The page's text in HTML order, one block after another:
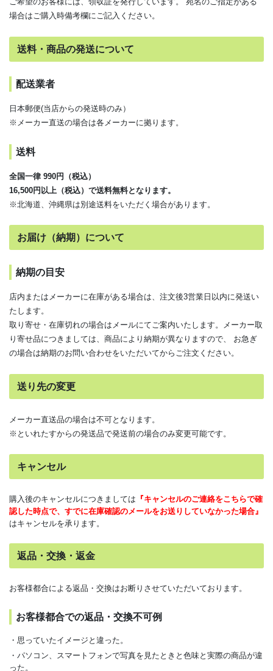
場合はご購入時備考欄にご記入ください。
送料・商品の発送について
配送業者
日本郵便(当店からの発送時のみ）
※メーカー直送の場合は各メーカーに拠ります。
送料
全国一律 990円（税込）
16,500円以上（税込）で送料無料となります。
※北海道、沖縄県は別途送料をいただく場合があります。
お届け（納期）について
納期の目安
店内またはメーカーに在庫がある場合は、注文後3営業日以内に発送い
たします。
取り寄せ・在庫切れの場合はメールにてご案内いたします。メーカー取
り寄せ品につきましては、商品により納期が異なりますので、 お急ぎ
の場合は納期のお問い合わせをいただいてからご注文ください。
送り先の変更
メーカー直送品の場合は不可となります。
※といれたすからの発送品で発送前の場合のみ変更可能です。
キャンセル
購入後のキャンセルにつきましては 『キャンセルのご連絡をこちらで確
認した時点で、すでに在庫確認のメールをお送りしていなかった場合』
はキャンセルを承ります。
返品・交換・返金
お客様都合による返品・交換はお断りさせていただいております。
お客様都合での返品・交換不可例
・思っていたイメージと違った。
・パソコン、スマートフォンで写真を見たときと色味と実際の商品が違
った。